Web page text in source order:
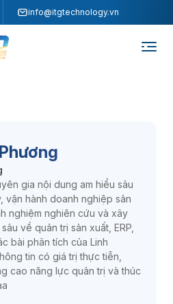
info@itgtechnology.vn
gia nội dung am hiểu sâu
vận hành doanh nghiệp sản
nghiệm nghiên cứu và xây
về quản trị sản xuất, ERP,
bài phân tích của Linh
tin có giá trị thực tiễn,
cao năng lực quản trị và thúc